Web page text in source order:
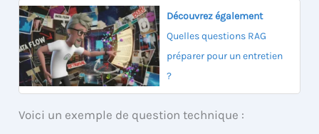
Découvrez également
Quelles questions RAG
préparer pour un entretien
?
Voici un exemple de question technique :